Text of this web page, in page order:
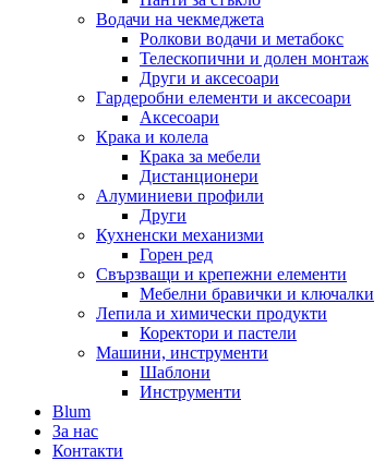
Водачи на чекмеджета
Ролкови водачи и метабокс
Телескопични и долен монтаж
Други и аксесоари
Гардеробни елементи и аксесоари
Аксесоари
Крака и колела
Крака за мебели
Дистанционери
Алуминиеви профили
Други
Кухненски механизми
Горен ред
Свързващи и крепежни елементи
Мебелни бравички и ключалки
Лепила и химически продукти
Коректори и пастели
Машини, инструменти
Шаблони
Инструменти
Blum
За нас
Контакти